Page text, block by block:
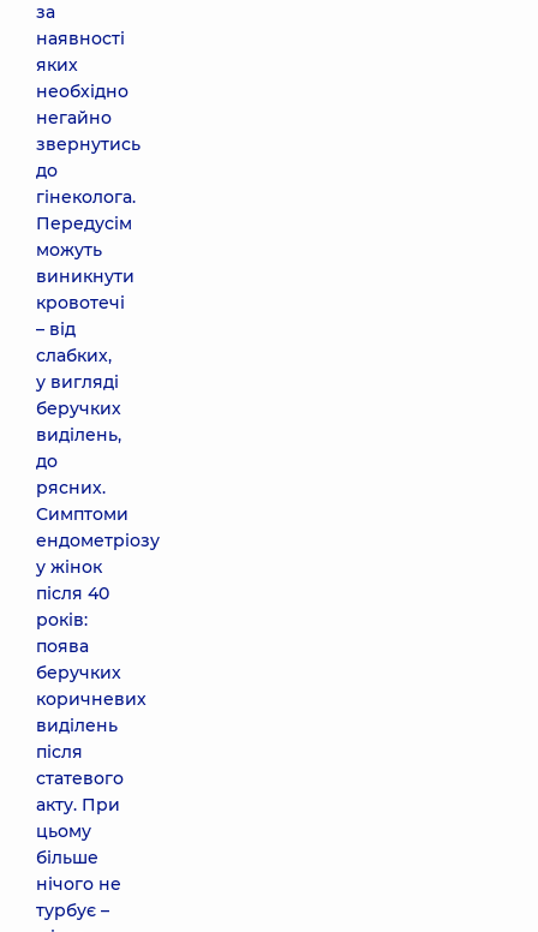
за
наявності
яких
необхідно
негайно
звернутись
до
гінеколога.
Передусім
можуть
виникнути
кровотечі
– від
слабких,
у вигляді
беручких
виділень,
до
рясних.
Симптоми
ендометріозу
у жінок
після 40
років:
поява
беручких
коричневих
виділень
після
статевого
акту. При
цьому
більше
нічого не
турбує –